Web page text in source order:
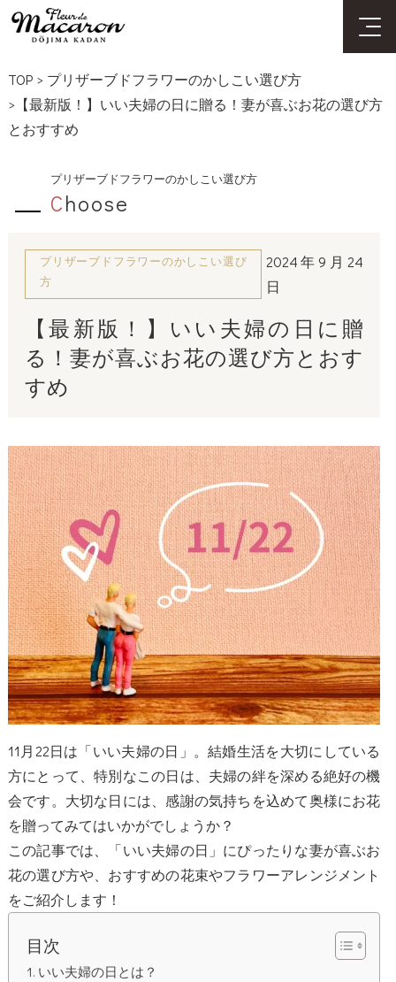
TOP> プリザーブドフラワーのかしこい選び方
>【最新版！】いい夫婦の日に贈る！妻が喜ぶお花の選び方
とおすすめ
プリザーブドフラワーのかしこい選び方
Choose
プリザーブドフラワーのかしこい選び
方
2024年9月24
日
【最新版！】いい夫婦の日に贈
る！妻が喜ぶお花の選び方とおす
すめ
11月22日は「いい夫婦の日」。結婚生活を大切にしている
方にとって、特別なこの日は、夫婦の絆を深める絶好の機
会です。大切な日には、感謝の気持ちを込めて奥様にお花
を贈ってみてはいかがでしょうか？
この記事では、「いい夫婦の日」にぴったりな妻が喜ぶお
花の選び方や、おすすめの花束やフラワーアレンジメント
をご紹介します！
目次
いい夫婦の日とは？